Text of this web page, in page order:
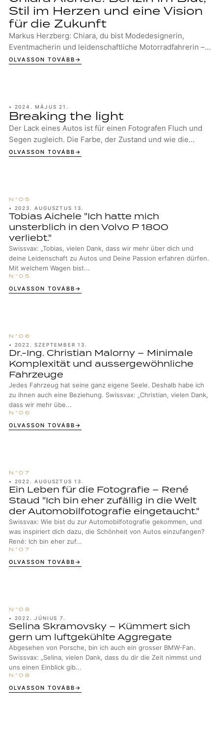
Stil im Herzen und eine Vision
für die Zukunft
Markus Herzberg: Chiara, du bist Modedesignerin,
Eventmacherin und leidenschaftliche Motorradfahrerin –
eine spannende Mischung! Gibt es einen rote...
OLVASSON TOVÁBB
• 2024. MÁJUS 21.
Breaking the light
Der Lack eines Autos ist für einen Fotografen Fluch und
Segen zugleich. Die Farbe, der Zustand und wie die
Karosserie mit der Umwelt interagiert – ...
OLVASSON TOVÁBB
• 2023. AUGUSZTUS 13.
Tobias Aichele "Ich hatte mich
unsterblich in den Volvo P 1800
verliebt."
Swissvax: „Tobias, vielen Dank, dass wir mehr über dich und
deine Leidenschaft zu Autos und Deine Passion erfahren dürfen.
Mit welchem Wagen bist...
OLVASSON TOVÁBB
• 2022. SZEPTEMBER 13.
Dr.-Ing. Christian Malorny – Minimale
Komplexität und aussergewöhnliche
Fahrzeuge
Jedes Fahrzeug hat seine ganz eigene Seele. Deshalb habe ich
zu ihnen auch eine Beziehung. Swissvax: „Christian, vielen Dank,
dass wir mehr übe...
OLVASSON TOVÁBB
• 2022. AUGUSZTUS 13.
Ein Leben für die Fotografie – René
Staud "Ich bin eher zufällig in die Welt
der Automobilfotografie eingetaucht."
Swissvax: Wie bist du zur Automobilfotografie gekommen, und
was inspiriert dich dazu, die Schönheit von Autos einzufangen?
René: Ich bin eher zuf...
OLVASSON TOVÁBB
• 2022. JÚNIUS 7.
Selina Skramovsky – Kümmert sich
gern um luftgekühlte Aggregate
Abgesehen von Porsche, bin ich auch ein grosser BMW-Fan.
Swissvax: „Selina, vielen Dank, dass du dir die Zeit nimmst und
uns einen Einblick gib...
OLVASSON TOVÁBB